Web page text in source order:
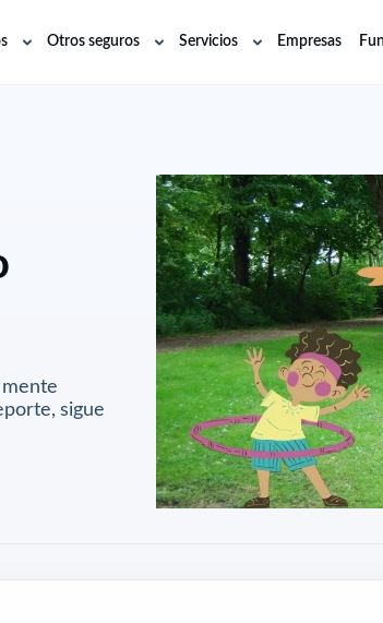
AbrirOtros seguros
AbrirServicios
AbrirEmpresas
mente
sigue